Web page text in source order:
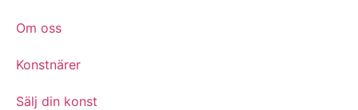
Om oss
Konstnärer
Sälj din konst